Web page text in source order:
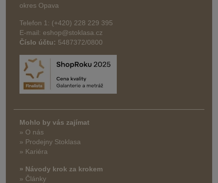
okres Opava
Telefon 1: (+420) 228 229 395
E-mail: eshop@stoklasa.cz
Číslo účtu: 5487372/0800
Mohlo by vás zajímat
» O nás
» Prodejny Stoklasa
» Kariéra
» Návody krok za krokem
» Články